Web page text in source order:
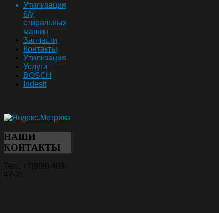
Утилизация
б/у
стиральных
машин
Запчасти
Контакты
Утилизация
Услуги
BOSCH
Indesit
НАШИ
КОНТАКТЫ
Тел.: +7(909) 409-
47-71